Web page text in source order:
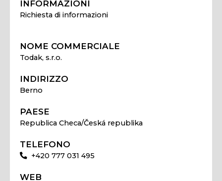
INFORMAZIONI
Richiesta di informazioni
NOME COMMERCIALE
Todak, s.r.o.
INDIRIZZO
Berno
PAESE
Republica Checa/Česká republika
TELEFONO
+420 777 031 495
WEB